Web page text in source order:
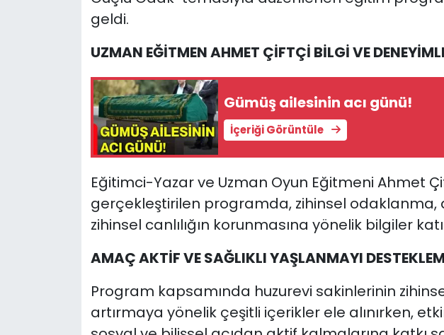
geldi.
UZMAN EĞİTMEN AHMET ÇİFTÇİ BİLGİ VE
Gümüş ailesinin acı günü!
İçeriği Görüntüle
Eğitimci-Yazar ve Uzman Oyun Eğitmeni Ahmet
gerçekleştirilen programda, zihinsel odaklanma,
zihinsel canlılığın korunmasına yönelik bilgiler
AMAÇ AKTİF VE SAĞLIKLI YAŞLANMAYI
Program kapsamında huzurevi sakinlerinin
artırmaya yönelik çeşitli içerikler ele alınırken,